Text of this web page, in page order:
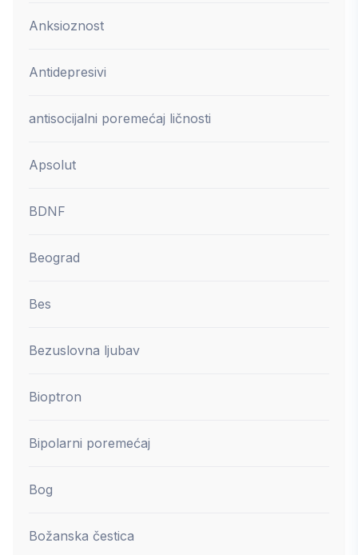
Anksioznost
Antidepresivi
antisocijalni poremećaj ličnosti
Apsolut
BDNF
Beograd
Bes
Bezuslovna ljubav
Bioptron
Bipolarni poremećaj
Bog
Božanska čestica